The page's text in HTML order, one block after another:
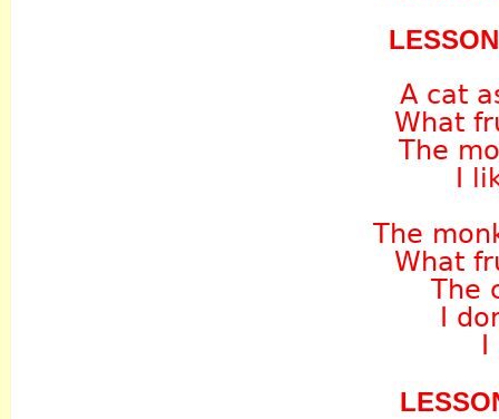
A cat
What
The
I
The
What
The
I